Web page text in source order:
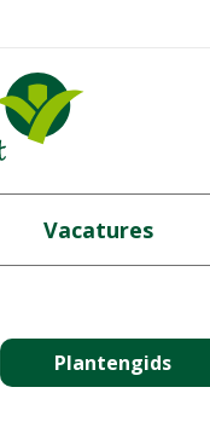
Vacatures
Plantengids